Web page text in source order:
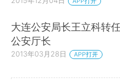
大连公安局长王立科转
公安厅长
2013年03月28日 APP打开